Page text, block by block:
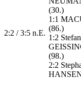
2:2 / 3:5 n.E.
(30.)
1:1
(86.)
1:2 Stefan
(98.)
2:2